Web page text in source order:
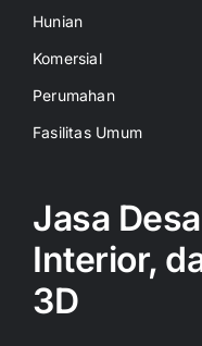
Hunian
Komersial
Perumahan
Fasilitas Umum
Jasa
Interior,
3D